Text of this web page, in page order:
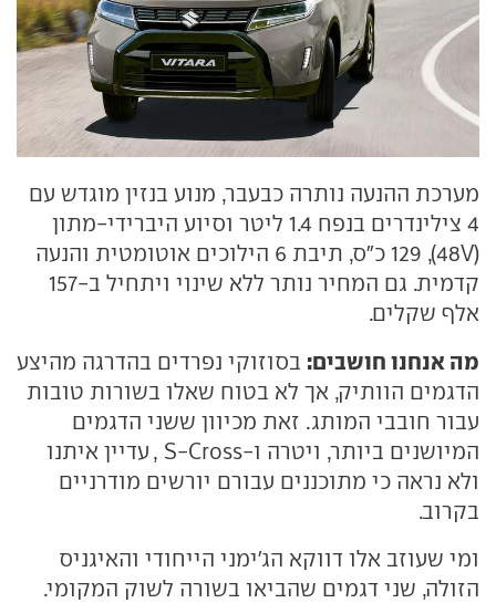
מערכת ההנעה נותרה כבעבר, מנוע בנזין מוגדש עם
4 צילינדרים בנפח 1.4 ליטר וסיוע היברידי-מתון
(48V), 129 כ"ס, תיבת 6 הילוכים אוטומטית והנעה
קדמית. גם המחיר נותר ללא שינוי ויתחיל ב-157
אלף שקלים.
מה אנחנו חושבים: בסוזוקי נפרדים בהדרגה מהיצע
הדגמים הוותיק, אך לא בטוח שאלו בשורות טובות
עבור חובבי המותג. זאת מכיוון ששני הדגמים
המיושנים ביותר, ויטרה ו-S-Cross , עדיין איתנו
ולא נראה כי מתוכננים עבורם יורשים מודרניים
בקרוב.
ומי שעוזב אלו דווקא הג'ימני הייחודי והאיגניס
הזולה, שני דגמים שהביאו בשורה לשוק המקומי.